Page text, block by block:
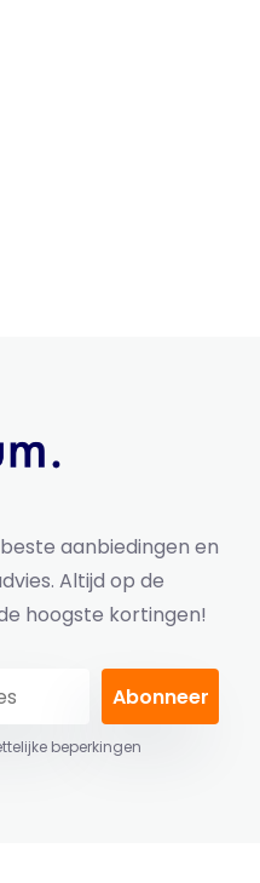
aanbiedingen en
Altijd op de
hoogste kortingen!
Abonneer
beperkingen